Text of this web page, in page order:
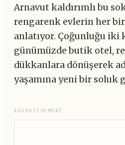
Arnavut kaldırımlı bu
rengarenk evlerin her
anlatıyor. Çoğunluğu iki
günümüzde butik otel,
dükkanlara dönüşerek
yaşamına yeni bir soluk
ADVERTISEMENT